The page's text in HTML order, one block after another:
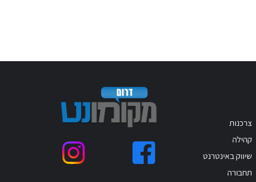
צרכנות
קהילה
שיווק באינטרנט
תחבורה